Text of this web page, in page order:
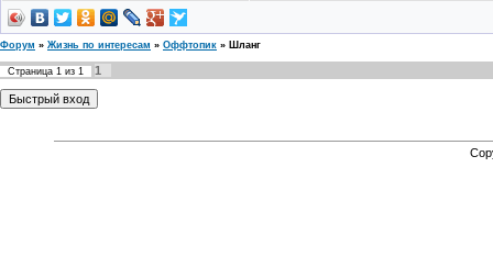
Форум » Жизнь по интересам » Оффтопик » Шланг
Страница 1 из 1 1